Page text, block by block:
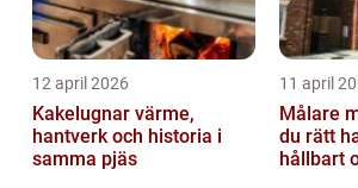
12 april 2026
Kakelugnar värme,
hantverk och historia i
samma pjäs
11 april
Målare
du rätt
hållbart